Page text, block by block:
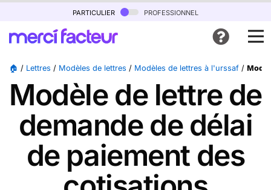
particulier professionnel
🏠 / Lettres / Modèles de lettres / Modèles de lettres à l'urssaf /
Modèle de lettre de
demande de délai
de paiement des